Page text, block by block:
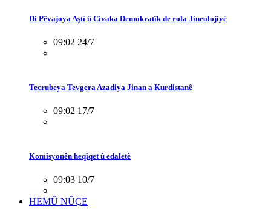
Di Pêvajoya Aştî û Civaka Demokratîk de rola Jineolojiyê
09:02 24/7
Tecrubeya Tevgera Azadiya Jinan a Kurdistanê
09:02 17/7
Komîsyonên heqîqet û edaletê
09:03 10/7
HEMÛ NÛÇE